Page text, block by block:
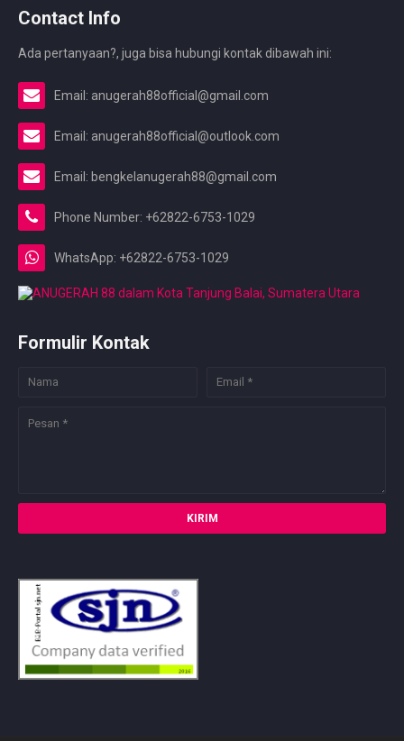
Contact Info
Ada pertanyaan?, juga bisa hubungi kontak dibawah ini:
Email: anugerah88official@gmail.com
Email: anugerah88official@outlook.com
Email: bengkelanugerah88@gmail.com
Phone Number: +62822-6753-1029
WhatsApp: +62822-6753-1029
Formulir Kontak